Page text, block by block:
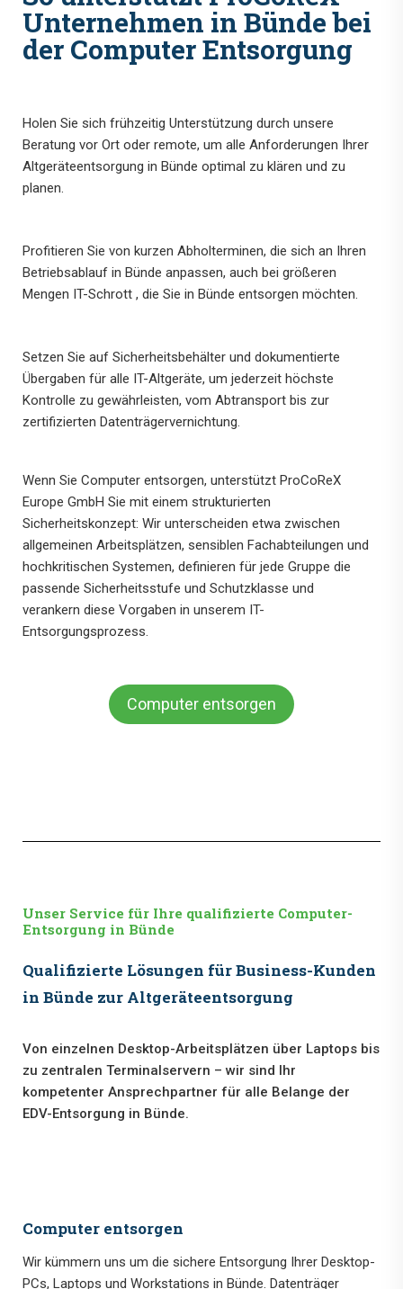
Unternehmen in Bünde bei
der Computer Entsorgung
Holen Sie sich frühzeitig Unterstützung durch unsere
Beratung vor Ort oder remote, um alle Anforderungen Ihrer
Altgeräteentsorgung in Bünde optimal zu klären und zu
planen.
Profitieren Sie von kurzen Abholterminen, die sich an Ihren
Betriebsablauf in Bünde anpassen, auch bei größeren
Mengen IT-Schrott , die Sie in Bünde entsorgen möchten.
Setzen Sie auf Sicherheitsbehälter und dokumentierte
Übergaben für alle IT-Altgeräte, um jederzeit höchste
Kontrolle zu gewährleisten, vom Abtransport bis zur
zertifizierten Datenträgervernichtung.
Wenn Sie Computer entsorgen, unterstützt ProCoReX
Europe GmbH Sie mit einem strukturierten
Sicherheitskonzept: Wir unterscheiden etwa zwischen
allgemeinen Arbeitsplätzen, sensiblen Fachabteilungen und
hochkritischen Systemen, definieren für jede Gruppe die
passende Sicherheitsstufe und Schutzklasse und
verankern diese Vorgaben in unserem IT-
Entsorgungsprozess.
Computer entsorgen
Unser Service für Ihre qualifizierte Computer-
Entsorgung in Bünde
Qualifizierte Lösungen für Business-Kunden
in Bünde zur Altgeräteentsorgung
Von einzelnen Desktop-Arbeitsplätzen über Laptops bis
zu zentralen Terminalservern – wir sind Ihr
kompetenter Ansprechpartner für alle Belange der
EDV-Entsorgung in Bünde.
Computer entsorgen
Wir kümmern uns um die sichere Entsorgung Ihrer Desktop-
PCs, Laptops und Workstations in Bünde. Datenträger